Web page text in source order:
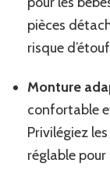
pièces
risque
Monture
confortable
Privilégiez
réglable